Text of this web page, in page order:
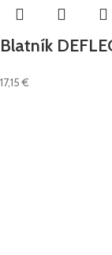
Blatník
17,15€